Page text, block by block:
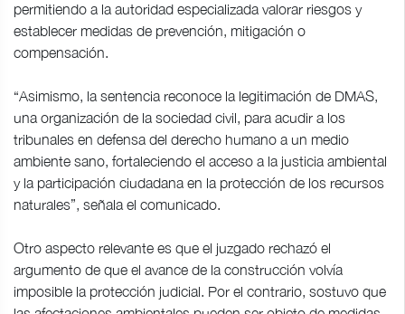
permitiendo a la autoridad especializada valorar riesgos y
establecer medidas de prevención, mitigación o
compensación.
“Asimismo, la sentencia reconoce la legitimación de DMAS,
una organización de la sociedad civil, para acudir a los
tribunales en defensa del derecho humano a un medio
ambiente sano, fortaleciendo el acceso a la justicia ambiental
y la participación ciudadana en la protección de los recursos
naturales”, señala el comunicado.
Otro aspecto relevante es que el juzgado rechazó el
argumento de que el avance de la construcción volvía
imposible la protección judicial. Por el contrario, sostuvo que